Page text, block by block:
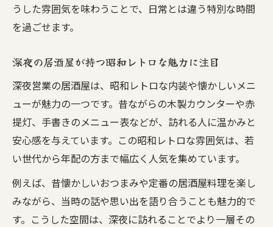
うした雰囲気を味わうことで、日常とは違う特別な時間
を過ごせます。
深夜の居酒屋が持つ昭和レトロな魅力に注目
深夜営業の居酒屋は、昭和レトロな内装や懐かしいメニ
ューが魅力の一つです。昔ながらの木製カウンターや赤
提灯、手書きのメニュー表などが、訪れる人に温かみと
安心感を与えています。この昭和レトロな雰囲気は、若
い世代から年配の方まで幅広く人気を集めています。
例えば、昔懐かしいおつまみや定番の居酒屋料理を楽し
みながら、当時の話や思い出を語り合うことも魅力的で
す。こうした空間は、深夜に訪れることでより一層その